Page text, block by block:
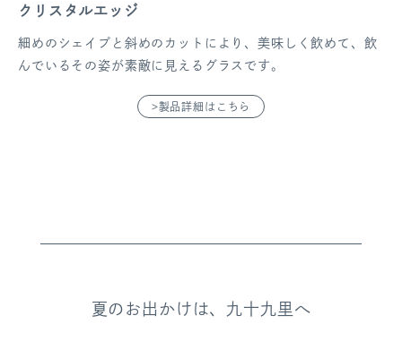
クリスタルエッジ
細めのシェイプと斜めのカットにより、美味しく飲めて、飲
んでいるその姿が素敵に見えるグラスです。
>製品詳細はこちら
夏のお出かけは、九十九里へ